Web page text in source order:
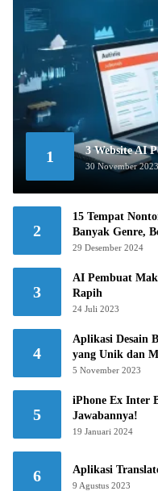
1 3 Website AI
30 November 2023
2
15 Tempat
Banyak Genre,
29 Desember 2024
3
AI Pembuat
Rapih
24 Juli 2023
4
Aplikasi Desain
yang Unik dan
5 November 2023
5
iPhone Ex Inter
Jawabannya!
19 Januari 2024
6 Aplikasi
9 Agustus 2023